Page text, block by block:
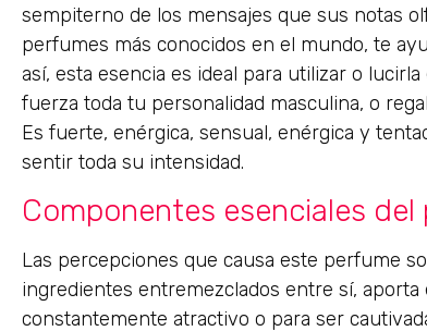
sempiterno de los mensajes que sus notas
perfumes más conocidos en el mundo, te
así, esta esencia es ideal para utilizar o
fuerza toda tu personalidad masculina, o
Es fuerte, enérgica, sensual, enérgica y
sentir toda su intensidad.
Componentes esenciales del
Las percepciones que causa este perfume
ingredientes entremezclados entre sí,
constantemente atractivo o para ser